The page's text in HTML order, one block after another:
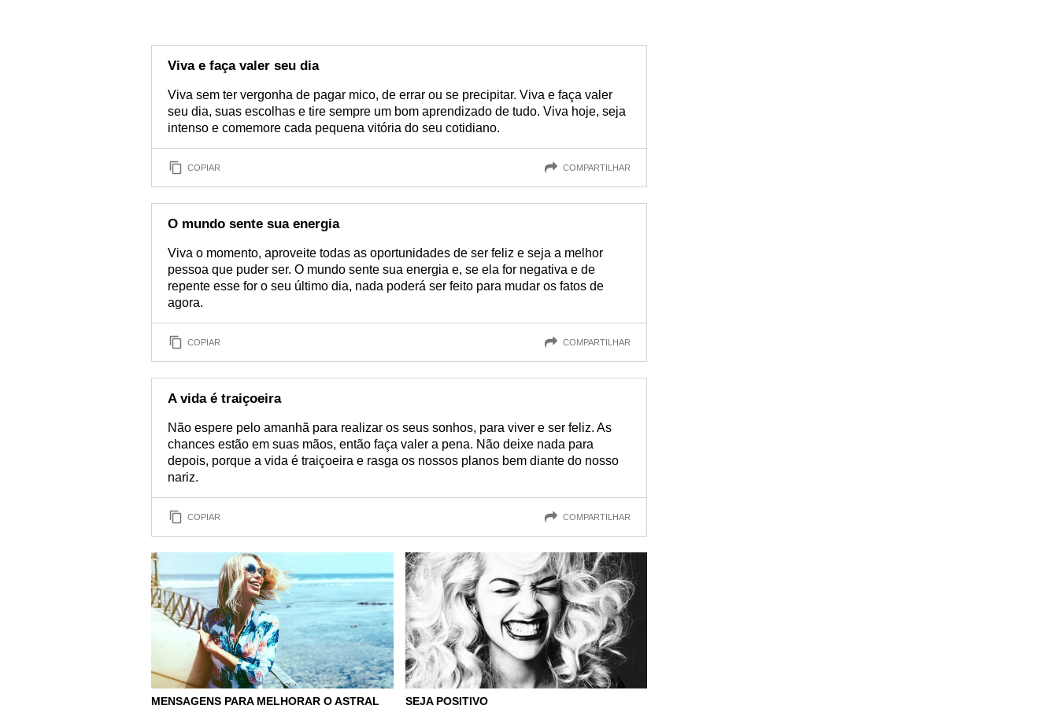
Viva e faça valer seu dia
Viva sem ter vergonha de pagar mico, de errar ou se precipitar. Viva e faça valer
seu dia, suas escolhas e tire sempre um bom aprendizado de tudo. Viva hoje, seja
intenso e comemore cada pequena vitória do seu cotidiano.
COPIAR COMPARTILHAR
O mundo sente sua energia
Viva o momento, aproveite todas as oportunidades de ser feliz e seja a melhor
pessoa que puder ser. O mundo sente sua energia e, se ela for negativa e de
repente esse for o seu último dia, nada poderá ser feito para mudar os fatos de
agora.
COPIAR COMPARTILHAR
A vida é traiçoeira
Não espere pelo amanhã para realizar os seus sonhos, para viver e ser feliz. As
chances estão em suas mãos, então faça valer a pena. Não deixe nada para
depois, porque a vida é traiçoeira e rasga os nossos planos bem diante do nosso
nariz.
COPIAR COMPARTILHAR
MENSAGENS PARA MELHORAR O ASTRAL SEJA POSITIVO